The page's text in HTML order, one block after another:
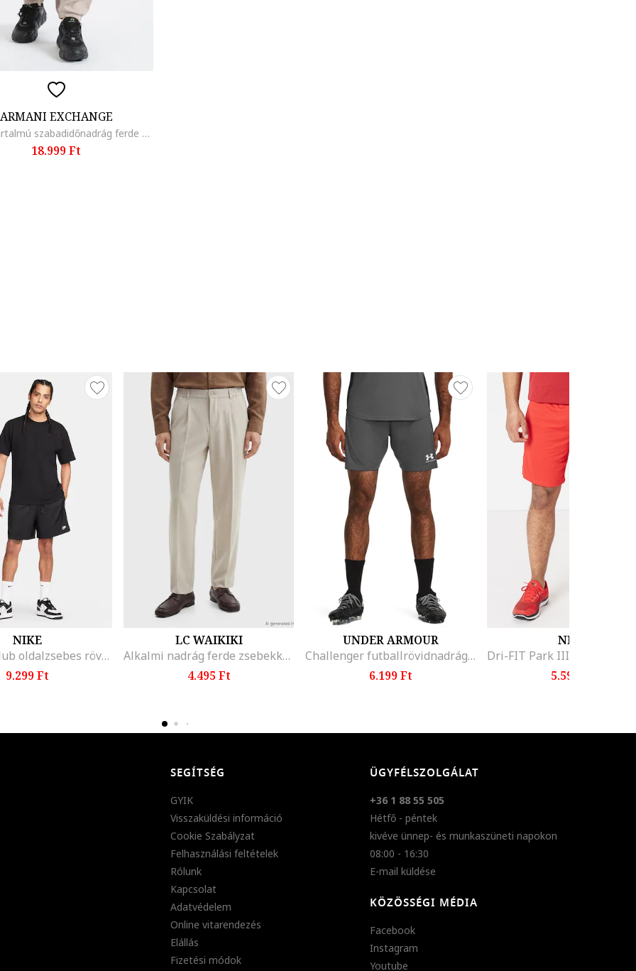
ARMANI EXCHANGE
Pamuttartalmú szabadidőnadrág ferde zsebekkel, Világosbarna
18.999 Ft
NIKE
Training Club oldalzsebes rövidnadrág, Fekete
9.299 Ft
LC WAIKIKI
Alkalmi nadrág ferde zsebekkel, Világosszürke
4.495 Ft
UNDER ARMOUR
Challenger futballrövidnadrág, Sötétszürke
6.199 Ft
NIKE
5.599 Ft
SEGÍTSÉG
GYIK
Visszaküldési információ
Cookie Szabályzat
Felhasználási feltételek
Rólunk
Kapcsolat
Adatvédelem
Online vitarendezés
Elállás
Fizetési módok
ÜGYFÉLSZOLGÁLAT
+36 1 88 55 505
Hétfő - péntek
kivéve ünnep- és munkaszüneti napokon
08:00 - 16:30
E-mail küldése
KÖZÖSSÉGI MÉDIA
Facebook
Instagram
Youtube